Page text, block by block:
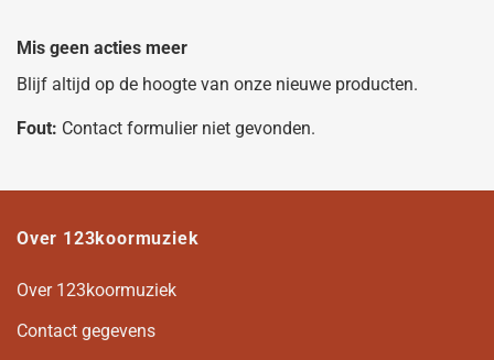
Mis geen acties meer
Blijf altijd op de hoogte van onze nieuwe producten.
Fout: Contact formulier niet gevonden.
Over 123koormuziek
Over 123koormuziek
Contact gegevens